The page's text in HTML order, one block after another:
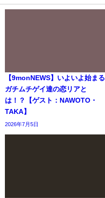
【9monNEWS】いよいよ始まる
ガチムチゲイ達の恋リアと
は！？【ゲスト：NAWOTO・
TAKA】
2026年7月5日